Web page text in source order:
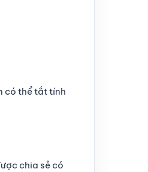
có thể tắt tính
chia sẻ có